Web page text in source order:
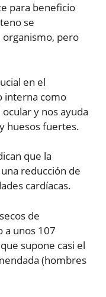
para beneficio
se
pero
en el
interna como
y nos ayuda
huesos fuertes.
que la
reducción de
cardíacas.
de
a unos 107
supone casi el
(hombres